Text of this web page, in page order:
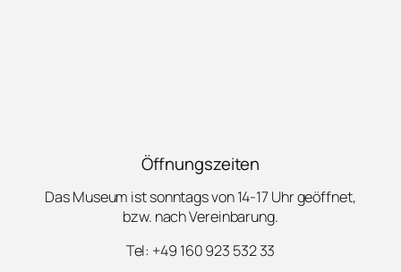
Öffnungszeiten
Das Museum ist sonntags von 14-17 Uhr geöffnet,
bzw. nach Vereinbarung.
Tel: +49 160 923 532 33